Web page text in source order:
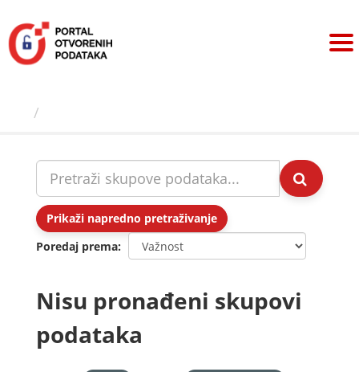
sadržaj
Prikaži napredno pretraživanje
Poredaj prema
Nisu pronađeni skupovi
podataka